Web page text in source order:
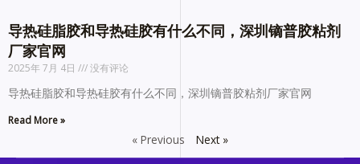
导热硅脂胶和导热硅胶有什么不同，深圳镝普胶粘剂
厂家官网
2025年 7月 4日 没有评论
导热硅脂胶和导热硅胶有什么不同，深圳镝普胶粘剂厂家官网
Read More »
« Previous Next »